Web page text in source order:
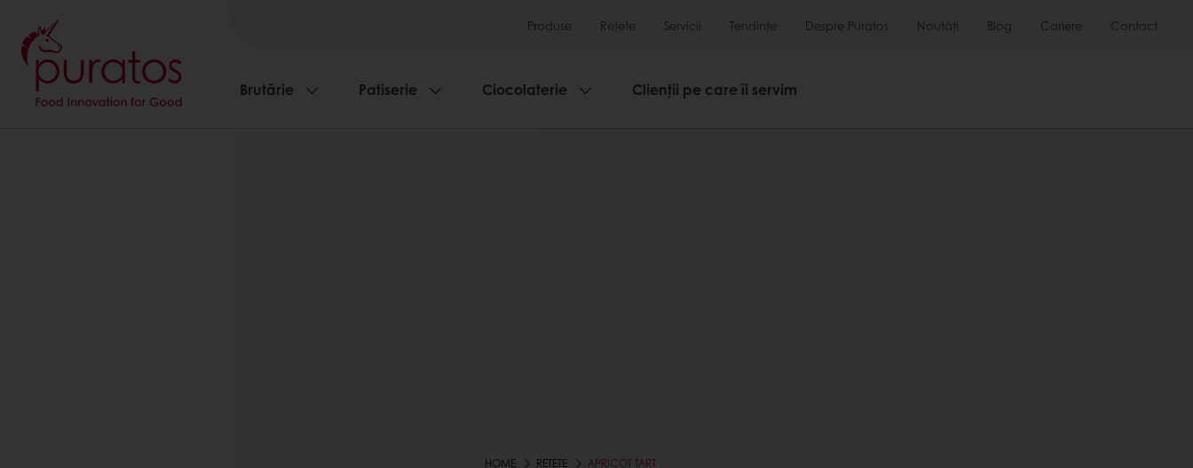
Produse Rețete Servicii Tendințe Despre Puratos Noutăți Blog Cariere Contact
Brutărie Patiserie Ciocolaterie Clienții pe care îi servim
HOME REȚETE APRICOT TART